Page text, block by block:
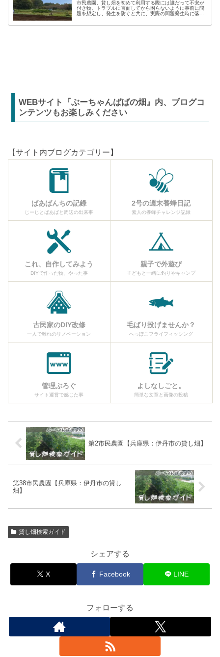
市民農園、貸し畑を初めて利用する際には誰だって不安が
付き物。トラブルに直面してから困らないように事前に問
題を想定し、発生を防ぐと共に、実際の問題発生時に落ち
【困った】と【トラブル】困りごとト...
WEBサイト『ぶーちゃんばばの畑』内、ブログコ
ンテンツもお楽しみください
【サイト内ブログカテゴリー】
ばあばんちの記録
じーじとばあばと周辺の出来事
2号の週末養蜂日記
素人の養蜂チャレンジ記録
これ、自作してみよう
DIYで作った物、やった事
親子で外遊び
子どもと一緒に釣りやキャンプ
古民家のDIY改修
一人で離れのリノベーション
毛ばり投げませんか？
へっぽこフライフィッシング
管理ぶろぐ
サイト運営で感じた事
よしなしごと。
簡単な文章と画像の投稿
第2市民農園【兵庫県：伊丹市の貸し畑】
第38市民農園【兵庫県：伊丹市の貸し
畑】
貸し畑検索ガイド
シェアする
X Facebook LINE
フォローする